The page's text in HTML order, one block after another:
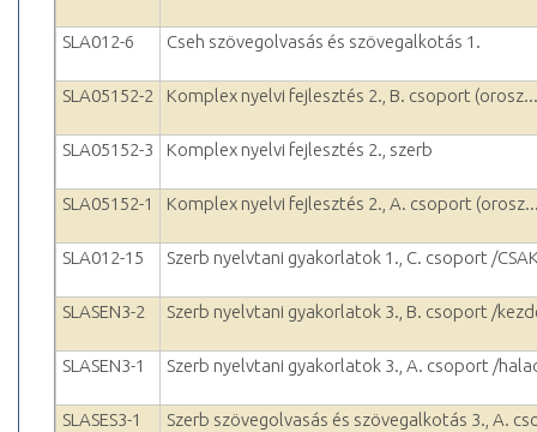
SLA012-6 Cseh szövegolvasás és szövegalkotás 1.
SLA05152-2 Komplex nyelvi fejlesztés 2., B. csoport (orosz...
SLA05152-3 Komplex nyelvi fejlesztés 2., szerb
SLA05152-1 Komplex nyelvi fejlesztés 2., A. csoport
SLA012-15 Szerb nyelvtani gyakorlatok 1., C. csoport /
SLASEN3-2 Szerb nyelvtani gyakorlatok 3., B. csoport /
SLASEN3-1 Szerb nyelvtani gyakorlatok 3., A. csoport /
SLASES3-1
Szerb szövegolvasás és szövegalkotás 3., A.